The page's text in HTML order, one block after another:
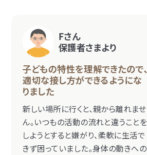
Fさん
保護者さまより
子どもの特性を理解できたので、
適切な接し方ができるようにな
りました
新しい場所に行くと、親から離れませ
ん。いつもの活動の流れと違うことを
しようとすると嫌がり、柔軟に生活で
きず困っていました。身体の動きへの